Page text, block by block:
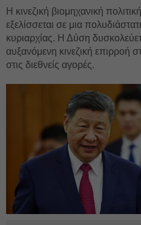
Η κινεζική βιομηχανική
εξελίσσεται σε μια
κυριαρχίας. Η Δύση
αυξανόμενη κινεζική επιρροή
στις διεθνείς αγορές.